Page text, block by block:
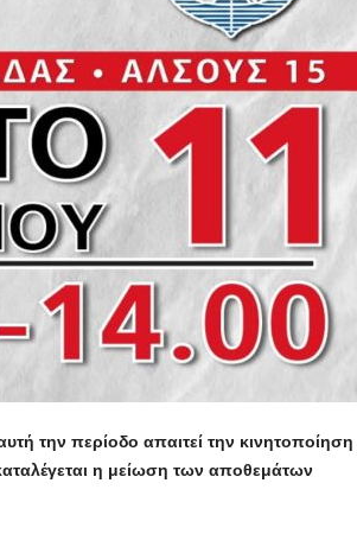
την περίοδο απαιτεί την κινητοποίηση
η μείωση των αποθεμάτων